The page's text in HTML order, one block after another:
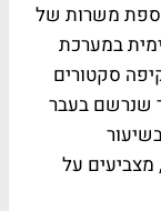
משרות של
במערכת
סקטורים
שנרשם בעבר
על